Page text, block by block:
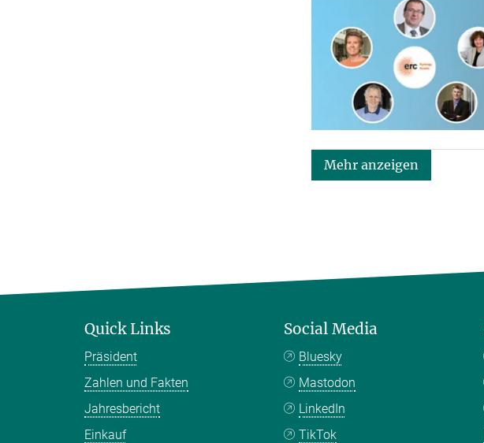
Mehr anzeigen
Quick Links
Präsident
Zahlen und Fakten
Jahresbericht
Einkauf
Social Media
Bluesky
Mastodon
LinkedIn
TikTok